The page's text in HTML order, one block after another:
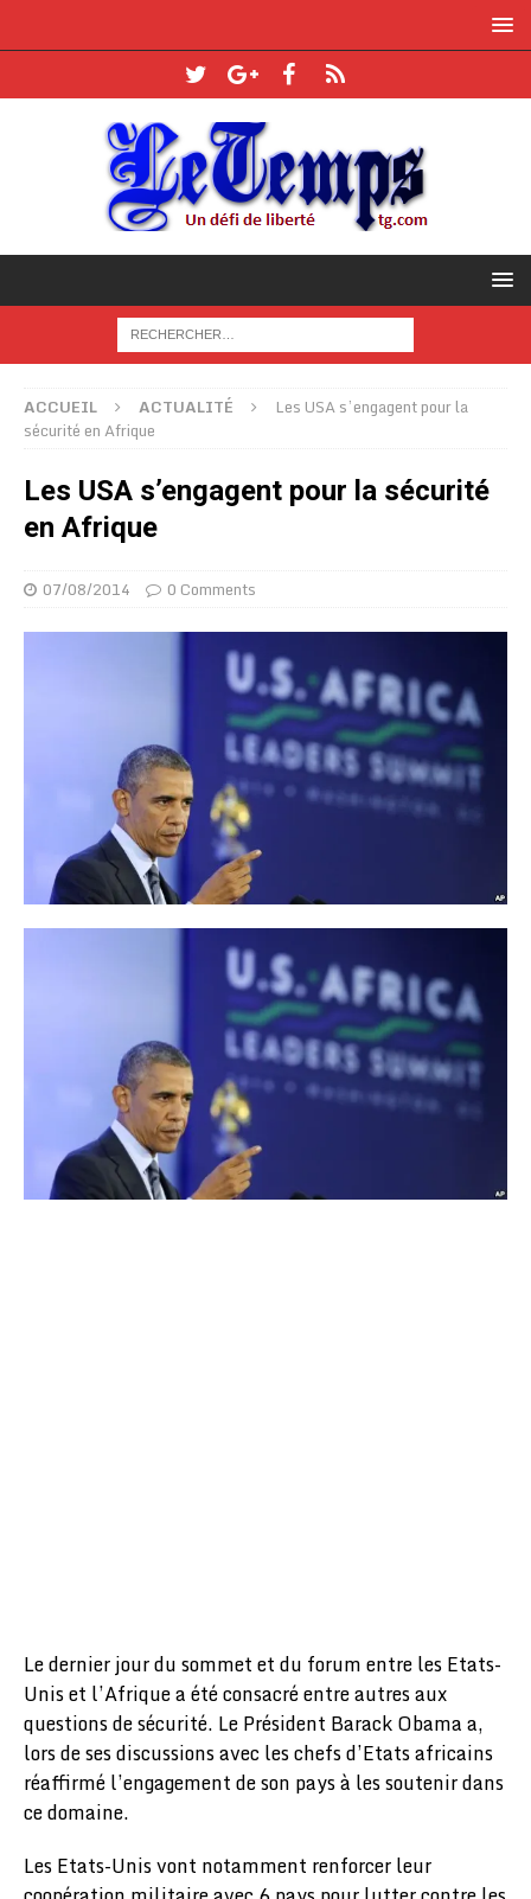
ACCUEIL ACTUALITÉ
Les USA s’engagent pour la
sécurité en Afrique
Les USA s’engagent pour la sécurité
en Afrique
07/08/2014 0 Comments
Le dernier jour du sommet et du forum entre les Etats-
Unis et l’Afrique a été consacré entre autres aux
questions de sécurité. Le Président Barack Obama a,
lors de ses discussions avec les chefs d’Etats africains
réaffirmé l’engagement de son pays à les soutenir dans
ce domaine.
Les Etats-Unis vont notamment renforcer leur